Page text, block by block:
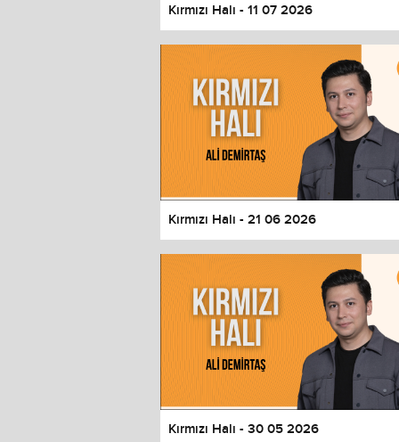
Resetrestore all settings to the default
Close Modal Dialog
End of dialog window.
Kırmızı Halı - 11 07 2026
Kırmızı Halı - 21 06 2026
Kırmızı Halı - 30 05 2026